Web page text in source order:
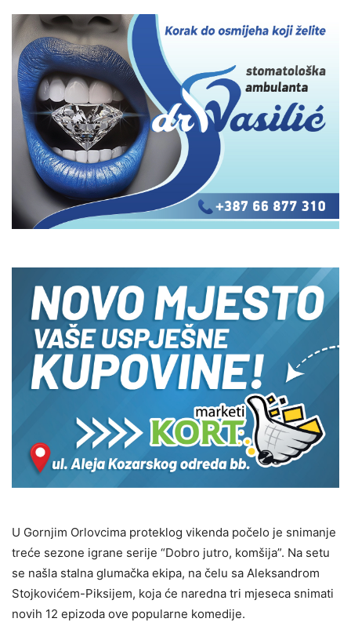
U Gornjim Orlovcima proteklog vikenda počelo je snimanje
treće sezone igrane serije “Dobro jutro, komšija”. Na setu
se našla stalna glumačka ekipa, na čelu sa Aleksandrom
Stojkovićem-Piksijem, koja će naredna tri mjeseca snimati
novih 12 epizoda ove popularne komedije.